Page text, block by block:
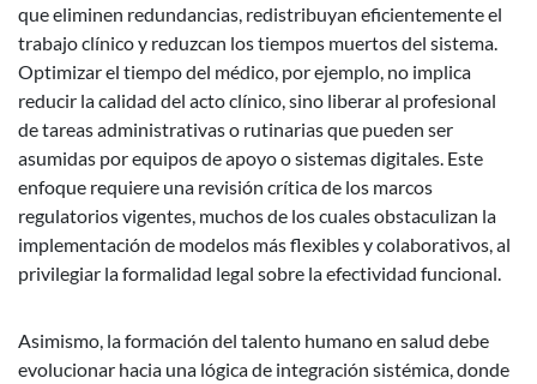
que eliminen redundancias, redistribuyan eficientemente el
trabajo clínico y reduzcan los tiempos muertos del sistema.
Optimizar el tiempo del médico, por ejemplo, no implica
reducir la calidad del acto clínico, sino liberar al profesional
de tareas administrativas o rutinarias que pueden ser
asumidas por equipos de apoyo o sistemas digitales. Este
enfoque requiere una revisión crítica de los marcos
regulatorios vigentes, muchos de los cuales obstaculizan la
implementación de modelos más flexibles y colaborativos, al
privilegiar la formalidad legal sobre la efectividad funcional.
Asimismo, la formación del talento humano en salud debe
evolucionar hacia una lógica de integración sistémica, donde